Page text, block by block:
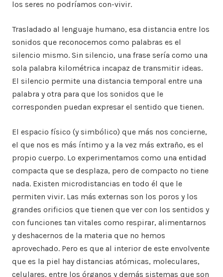
los seres no podríamos con-vivir.
Trasladado al lenguaje humano, esa distancia entre los
sonidos que reconocemos como palabras es el
silencio mismo. Sin silencio, una frase sería como una
sola palabra kilométrica incapaz de transmitir ideas.
El silencio permite una distancia temporal entre una
palabra y otra para que los sonidos que le
corresponden puedan expresar el sentido que tienen.
El espacio físico (y simbólico) que más nos concierne,
el que nos es más íntimo y a la vez más extraño, es el
propio cuerpo. Lo experimentamos como una entidad
compacta que se desplaza, pero de compacto no tiene
nada. Existen microdistancias en todo él que le
permiten vivir. Las más externas son los poros y los
grandes orificios que tienen que ver con los sentidos y
con funciones tan vitales como respirar, alimentarnos
y deshacernos de la materia que no hemos
aprovechado. Pero es que al interior de este envolvente
que es la piel hay distancias atómicas, moleculares,
celulares, entre los órganos y demás sistemas que son